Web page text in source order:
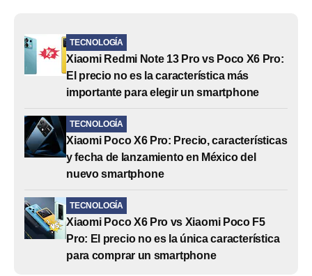
TECNOLOGÍA
Xiaomi Redmi Note 13 Pro vs Poco X6 Pro:
El precio no es la característica más
importante para elegir un smartphone
TECNOLOGÍA
Xiaomi Poco X6 Pro: Precio, características
y fecha de lanzamiento en México del
nuevo smartphone
TECNOLOGÍA
Xiaomi Poco X6 Pro vs Xiaomi Poco F5
Pro: El precio no es la única característica
para comprar un smartphone